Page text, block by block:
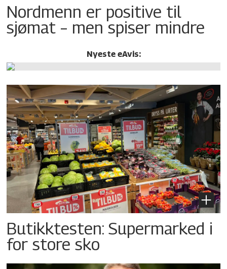
Nordmenn er positive til
sjømat – men spiser mindre
Nyeste eAvis:
Butikktesten: Supermarked i
for store sko